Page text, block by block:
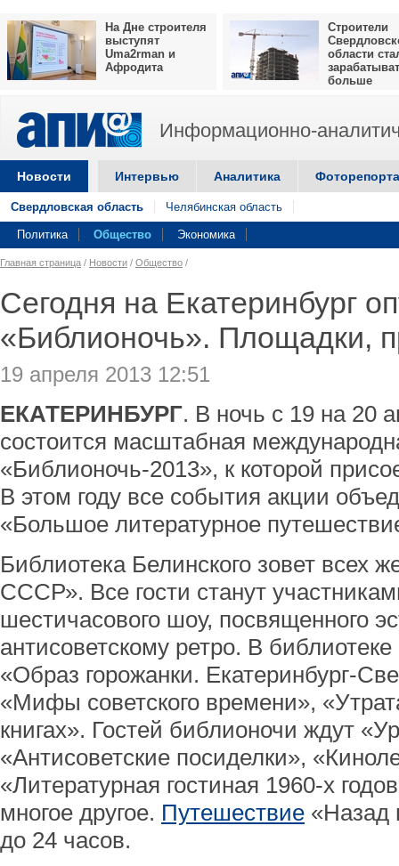
На Дне строителя
выступят
Uma2rman и
Афродита
Строители
области
больше
Информационно-
Новости Интервью Аналитика
Свердловская область Челябинская область
Политика Общество Экономика
Главная страница / Новости / Общество /
Сегодня на Екатеринбург
«Библионочь». Площадки,
19 апреля 2013 12:51
ЕКАТЕРИНБУРГ. В ночь с 19 на 20
состоится масштабная
«Библионочь-2013», к которой
В этом году все события акции
«Большое литературное
Библиотека Белинского зовет всех
СССР». Все гости станут
шестичасового шоу, посвященного
антисоветскому ретро. В
«Образ горожанки. Екатеринбург-
«Мифы советского времени»,
книгах». Гостей библионочи ждут
«Антисоветские посиделки»,
«Литературная гостиная 1960-х
многое другое. Путешествие «Назад
до 24 часов.